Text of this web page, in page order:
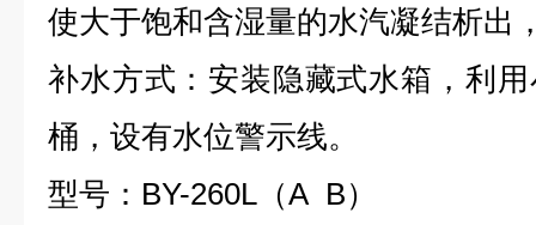
使大于饱和含湿量的水汽凝结析出
补水方式：安装隐藏式水箱，利
桶，设有水位警示线。
型号： BY-260L （A B）